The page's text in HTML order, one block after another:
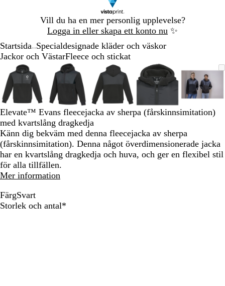
Vill du ha en mer personlig upplevelse?
Logga in eller skapa ett konto nu ✨
1
Startsida Specialdesignade kläder och väskor
Jackor och VästarFleece och stickat
Zoomningsbar
bild
Zoomat
till
minimum
Klicka
för
utöka
Använd
plus-
och
minustangenterna
för
att
zooma
in
och
ut
och
piltangenterna
för
att
Zoomningsbar
bild
Zoomat
till
minimum
Klicka
för
att
utöka
Använd
plus-
och
minustangenterna
för
att
zooma
in
och
Zoomningsbar
bild
Zoomat
till
minimum
Klicka
för
utöka
Använd
plus-
och
minustangenterna
för
zooma
in
och
Zoomningsbar
bild
Zoomat
till
minimum
Klicka
för
att
Använd
plus-
och
minustangenterna
för
zooma
in
och
ut
bild
till
för
att
utöka
plus-
och
för
in
och
av
5
Elevate™ Evans fleecejacka av sherpa (fårskinnsimitation)
med kvartslång dragkedja
Känn dig bekväm med denna fleecejacka av sherpa
(fårskinnsimitation). Denna något överdimensionerade jacka
har en kvartslång dragkedja och huva, och ger en flexibel stil
för alla tillfällen.
Mer information
FärgSvart
S
Storlek och antal*